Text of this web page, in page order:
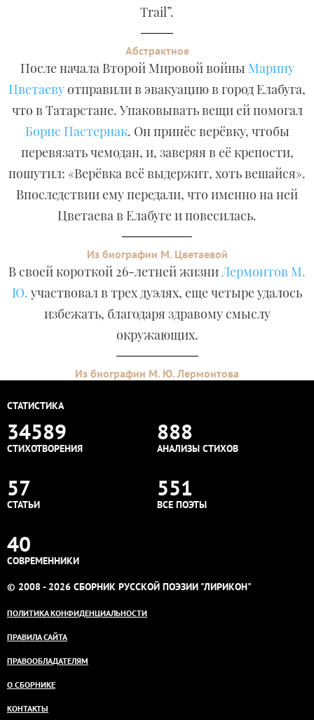
Trail”.
Абстрактное
После начала Второй Мировой войны Марину
Цветаевуотправили в эвакуацию в город Елабуга,
что в Татарстане. Упаковывать вещи ей помогал
Борис Пастернак. Он принёс верёвку, чтобы
перевязать чемодан, и, заверяя в её крепости,
пошутил: «Верёвка всё выдержит, хоть вешайся».
Впоследствии ему передали, что именно на ней
Цветаева в Елабуге и повесилась.
Из биографии М. Цветаевой
В своей короткой 26-летней жизниЛермонтов М.
Ю. участвовал в трех дуэлях, еще четыре удалось
избежать, благодаря здравому смыслу
окружающих.
Из биографии М. Ю. Лермонтова
СТАТИСТИКА
34589
СТИХОТВОРЕНИЯ
888
АНАЛИЗЫ СТИХОВ
57
СТАТЬИ
551
ВСЕ ПОЭТЫ
40
СОВРЕМЕННИКИ
© 2008 - 2026 СБОРНИК РУССКОЙ ПОЭЗИИ "ЛИРИКОН"
ПОЛИТИКА КОНФИДЕНЦИАЛЬНОСТИ
ПРАВИЛА САЙТА
ПРАВООБЛАДАТЕЛЯМ
О СБОРНИКЕ
КОНТАКТЫ